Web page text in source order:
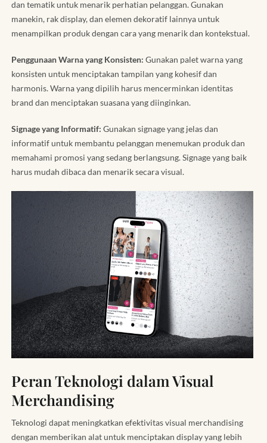
dan tematik untuk menarik perhatian pelanggan. Gunakan
manekin, rak display, dan elemen dekoratif lainnya untuk
menampilkan produk dengan cara yang menarik dan kontekstual.
Penggunaan Warna yang Konsisten: Gunakan palet warna yang
konsisten untuk menciptakan tampilan yang kohesif dan
harmonis. Warna yang dipilih harus mencerminkan identitas
brand dan menciptakan suasana yang diinginkan.
Signage yang Informatif: Gunakan signage yang jelas dan
informatif untuk membantu pelanggan menemukan produk dan
memahami promosi yang sedang berlangsung. Signage yang baik
harus mudah dibaca dan menarik secara visual.
Peran Teknologi dalam Visual
Merchandising
Teknologi dapat meningkatkan efektivitas visual merchandising
dengan memberikan alat untuk menciptakan display yang lebih